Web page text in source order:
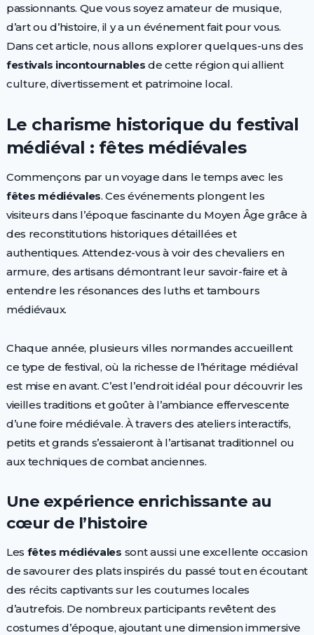
passionnants. Que vous soyez amateur de musique,
d’art ou d’histoire, il y a un événement fait pour vous.
Dans cet article, nous allons explorer quelques-uns des
festivals incontournables de cette région qui allient
culture, divertissement et patrimoine local.
Le charisme historique du festival
médiéval : fêtes médiévales
Commençons par un voyage dans le temps avec les
fêtes médiévales. Ces événements plongent les
visiteurs dans l’époque fascinante du Moyen Âge grâce à
des reconstitutions historiques détaillées et
authentiques. Attendez-vous à voir des chevaliers en
armure, des artisans démontrant leur savoir-faire et à
entendre les résonances des luths et tambours
médiévaux.
Chaque année, plusieurs villes normandes accueillent
ce type de festival, où la richesse de l’héritage médiéval
est mise en avant. C’est l’endroit idéal pour découvrir les
vieilles traditions et goûter à l’ambiance effervescente
d’une foire médiévale. À travers des ateliers interactifs,
petits et grands s’essaieront à l’artisanat traditionnel ou
aux techniques de combat anciennes.
Une expérience enrichissante au
cœur de l’histoire
Les fêtes médiévales sont aussi une excellente occasion
de savourer des plats inspirés du passé tout en écoutant
des récits captivants sur les coutumes locales
d’autrefois. De nombreux participants revêtent des
costumes d’époque, ajoutant une dimension immersive